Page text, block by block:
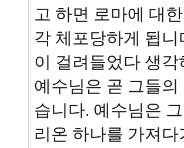
고 하면 로마에 대
각 체포당하게 됩
이 걸려들었다 생
예수님은 곧 그들
습니다. 예수님은
리온 하나를 가져